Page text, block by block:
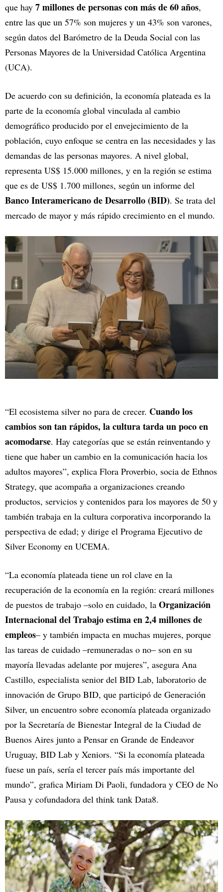
que hay 7 millones de personas con más de 60 años,
entre las que un 57% son mujeres y un 43% son varones,
según datos del Barómetro de la Deuda Social con las
Personas Mayores de la Universidad Católica Argentina
(UCA).
De acuerdo con su definición, la economía plateada es la
parte de la economía global vinculada al cambio
demográfico producido por el envejecimiento de la
población, cuyo enfoque se centra en las necesidades y las
demandas de las personas mayores. A nivel global,
representa US$ 15.000 millones, y en la región se estima
que es de US$ 1.700 millones, según un informe del
Banco Interamericano de Desarrollo (BID). Se trata del
mercado de mayor y más rápido crecimiento en el mundo.
“El ecosistema silver no para de crecer. Cuando los
cambios son tan rápidos, la cultura tarda un poco en
acomodarse. Hay categorías que se están reinventando y
tiene que haber un cambio en la comunicación hacia los
adultos mayores”, explica Flora Proverbio, socia de Ethnos
Strategy, que acompaña a organizaciones creando
productos, servicios y contenidos para los mayores de 50 y
también trabaja en la cultura corporativa incorporando la
perspectiva de edad; y dirige el Programa Ejecutivo de
Silver Economy en UCEMA.
“La economía plateada tiene un rol clave en la
recuperación de la economía en la región: creará millones
de puestos de trabajo –solo en cuidado, la Organización
Internacional del Trabajo estima en 2,4 millones de
empleos– y también impacta en muchas mujeres, porque
las tareas de cuidado –remuneradas o no– son en su
mayoría llevadas adelante por mujeres”, asegura Ana
Castillo, especialista senior del BID Lab, laboratorio de
innovación de Grupo BID, que participó de Generación
Silver, un encuentro sobre economía plateada organizado
por la Secretaría de Bienestar Integral de la Ciudad de
Buenos Aires junto a Pensar en Grande de Endeavor
Uruguay, BID Lab y Xeniors. “Si la economía plateada
fuese un país, sería el tercer país más importante del
mundo”, grafica Miriam Di Paoli, fundadora y CEO de No
Pausa y cofundadora del think tank Data8.